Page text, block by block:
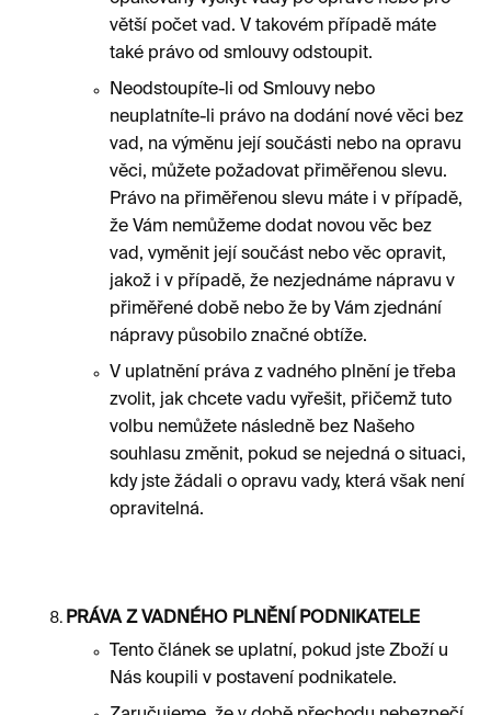
větší počet vad. V takovém případě máte
také právo od smlouvy odstoupit.
Neodstoupíte-li od Smlouvy nebo
neuplatníte-li právo na dodání nové věci bez
vad, na výměnu její součásti nebo na opravu
věci, můžete požadovat přiměřenou slevu.
Právo na přiměřenou slevu máte i v případě,
že Vám nemůžeme dodat novou věc bez
vad, vyměnit její součást nebo věc opravit,
jakož i v případě, že nezjednáme nápravu v
přiměřené době nebo že by Vám zjednání
nápravy působilo značné obtíže.
V uplatnění práva z vadného plnění je třeba
zvolit, jak chcete vadu vyřešit, přičemž tuto
volbu nemůžete následně bez Našeho
souhlasu změnit, pokud se nejedná o situaci,
kdy jste žádali o opravu vady, která však není
opravitelná.
PRÁVA Z VADNÉHO PLNĚNÍ PODNIKATELE
Tento článek se uplatní, pokud jste Zboží u
Nás koupili v postavení podnikatele.